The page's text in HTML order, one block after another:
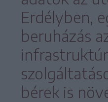
Erdélyben,
beruházás
bérek is